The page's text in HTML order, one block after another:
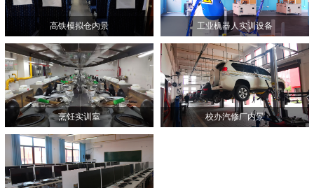
高铁模拟仓内景 工业机器人实训设备
烹饪实训室 校办汽修厂内景